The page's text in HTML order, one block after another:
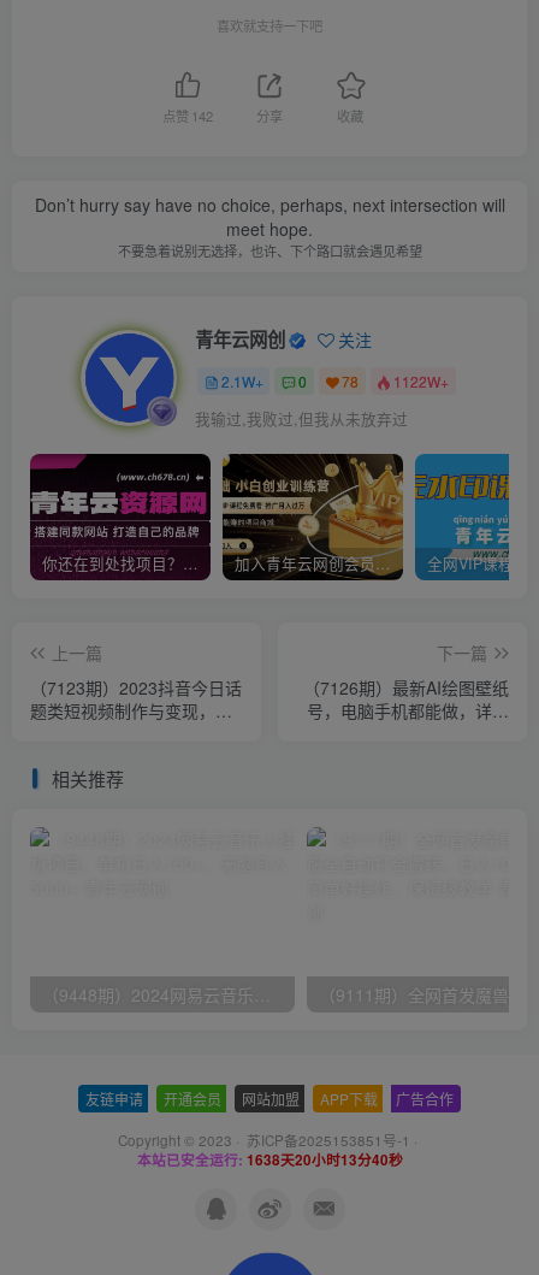
喜欢就支持一下吧
点赞 142 分享 收藏
Don’t hurry say have no choice, perhaps, next intersection will
meet hope.
不要急着说别无选择，也许、下个路口就会遇见希望
青年云网创 关注
2.1W+ 0 78 1122W+
我输过,我败过,但我从未放弃过
你还在到处找项目？还在当韭菜？我靠卖项目一个月收入5万+，曾经我也是个失败者。 加入青年云网创会员，全站资源免费学习。加入高级合伙人，推广日入1000+
上一篇
（7123期）2023抖音今日话
题类短视频制作与变现，人
下一篇
（7126期）最新AI绘图壁纸
号，电脑手机都能做，详细
相关推荐
友链申请 开通会员 网站加盟 APP下载 广告合作
Copyright © 2023 · 苏ICP备2025153851号-1 ·
本站已安全运行: 1638天20小时13分40秒